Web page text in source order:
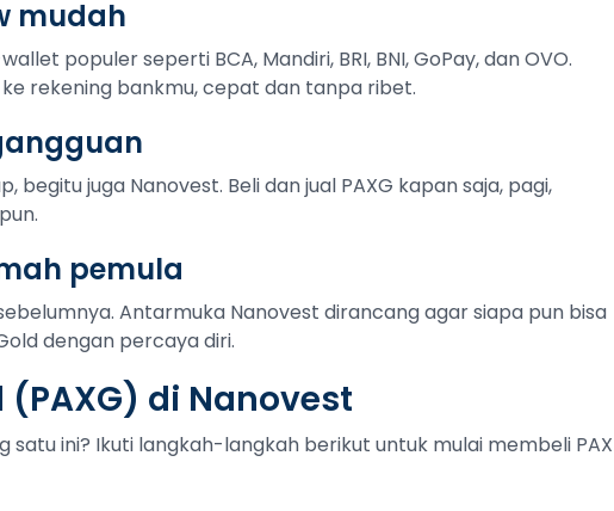
mudah
populer seperti BCA, Mandiri, BRI, BNI, GoPay, dan OVO.
rekening bankmu, cepat dan tanpa ribet.
begitu juga Nanovest. Beli dan jual PAXG kapan saja, pagi,
pemula
Antarmuka Nanovest dirancang agar siapa pun bisa
dengan percaya diri.
(PAXG) di Nanovest
ini? Ikuti langkah-langkah berikut untuk mulai membeli PAX